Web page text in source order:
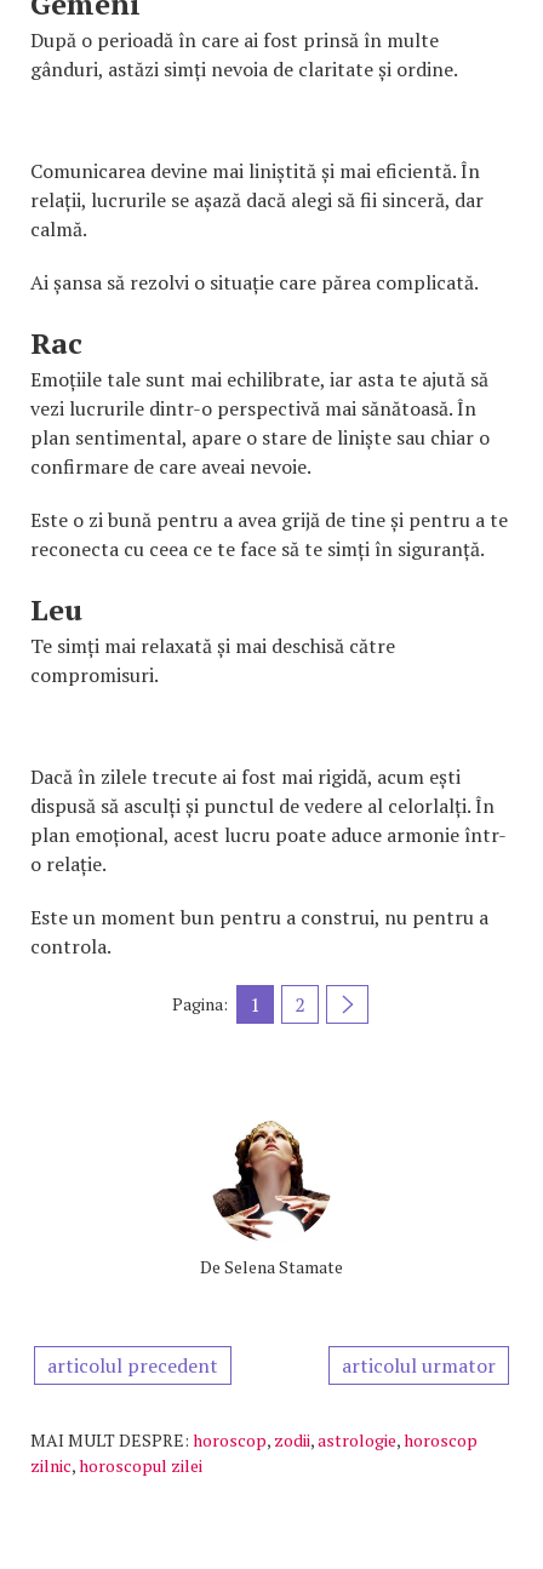
După o perioadă în care ai fost prinsă în multe
gânduri, astăzi simți nevoia de claritate și ordine.
Comunicarea devine mai liniștită și mai eficientă. În
relații, lucrurile se așază dacă alegi să fii sinceră, dar
calmă.
Ai șansa să rezolvi o situație care părea complicată.
Rac
Emoțiile tale sunt mai echilibrate, iar asta te ajută să
vezi lucrurile dintr-o perspectivă mai sănătoasă. În
plan sentimental, apare o stare de liniște sau chiar o
confirmare de care aveai nevoie.
Este o zi bună pentru a avea grijă de tine și pentru a te
reconecta cu ceea ce te face să te simți în siguranță.
Leu
Te simți mai relaxată și mai deschisă către
compromisuri.
Dacă în zilele trecute ai fost mai rigidă, acum ești
dispusă să asculți și punctul de vedere al celorlalți. În
plan emoțional, acest lucru poate aduce armonie într-
o relație.
Este un moment bun pentru a construi, nu pentru a
controla.
Pagina: 1 2
De Selena Stamate
articolul precedent articolul urmator
MAI MULT DESPRE: horoscop, zodii,astrologie,horoscop
zilnic,horoscopul zilei